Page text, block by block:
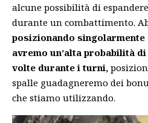
alcune possibilità di
durante un combattimento.
posizionando
avremo un’alta probabilità
volte durante i turni,
spalle guadagneremo dei
che stiamo utilizzando.